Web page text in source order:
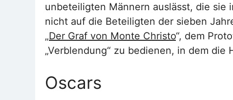
unbeteiligten Männern auslässt, die sie
nicht auf die Beteiligten der sieben
„Der Graf von Monte Christo“, dem
„Verblendung“ zu bedienen, in dem
Oscars